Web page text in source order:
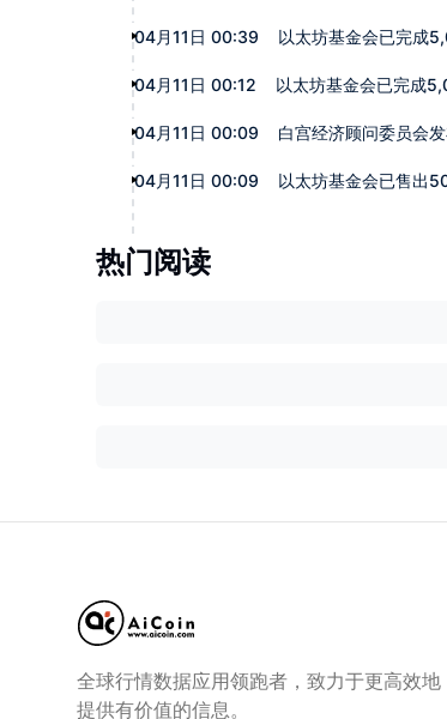
04月11日 00:39 以太坊基金会已完成
04月11日 00:12 以太坊基金会已完成
04月11日 00:09 白宫经济顾问委员会
04月11日 00:09 以太坊基金会已售出
热门阅读
全球行情数据应用领跑者，致力于更高效地
提供有价值的信息。